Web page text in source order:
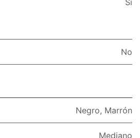
Si
No
Negro, Marrón
Mediano